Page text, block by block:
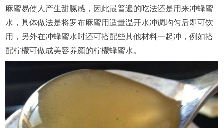
麻蜜易使人产生甜腻感，因此最普遍的吃法还是用来冲蜂蜜
水，具体做法是将罗布麻蜜用适量温开水冲调均匀后即可饮
用，另外在冲蜂蜜水时还可搭配些其他材料一起冲，例如搭
配柠檬可做成美容养颜的柠檬蜂蜜水。